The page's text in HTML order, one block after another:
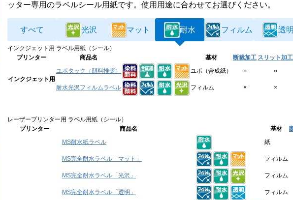
ッター専用のラベルシール用紙です。使用用途に合わせてお選びください。
すべて 光沢 マット 耐水 フィルム 透明
インクジェット用 ラベル用紙（シール）
プリンター
商品名 基材 断裁加工 スリット加工
インクジェット用
ユポタック（顔料推奨） ユポ（合成紙） ○ ○
耐水光沢フィルムラベル フィルム × ×
レーザープリンター用 ラベル用紙（シール）
プリンター
商品名 基材
MS耐水紙ラベル 紙
MS完全耐水ラベル「マット」 フィルム
MS完全耐水ラベル「光沢」 フィルム
MS完全耐水ラベル「透明」 フィルム